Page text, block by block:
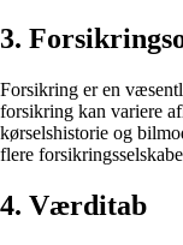
3.
Forsikring er en
forsikring kan variere
kørselshistorie og
flere
4. Værditab